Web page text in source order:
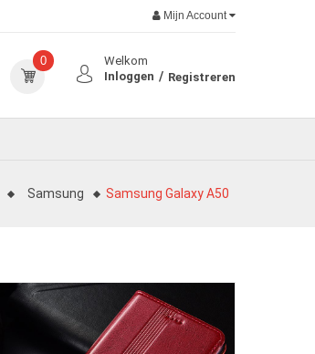
Mijn Account
Welkom
Inloggen
Registreren
0
Samsung Samsung Galaxy A50